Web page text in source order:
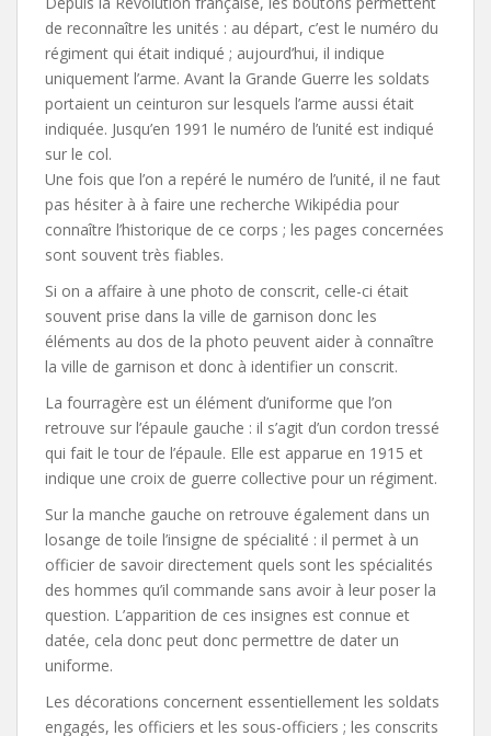
de reconnaître les unités : au départ, c’est le numéro du
régiment qui était indiqué ; aujourd’hui, il indique
uniquement l’arme. Avant la Grande Guerre les soldats
portaient un ceinturon sur lesquels l’arme aussi était
indiquée. Jusqu’en 1991 le numéro de l’unité est indiqué
sur le col.
Une fois que l’on a repéré le numéro de l’unité, il ne faut
pas hésiter à à faire une recherche Wikipédia pour
connaître l’historique de ce corps ; les pages concernées
sont souvent très fiables.
Si on a affaire à une photo de conscrit, celle-ci était
souvent prise dans la ville de garnison donc les
éléments au dos de la photo peuvent aider à connaître
la ville de garnison et donc à identifier un conscrit.
La fourragère est un élément d’uniforme que l’on
retrouve sur l’épaule gauche : il s’agit d’un cordon tressé
qui fait le tour de l’épaule. Elle est apparue en 1915 et
indique une croix de guerre collective pour un régiment.
Sur la manche gauche on retrouve également dans un
losange de toile l’insigne de spécialité : il permet à un
officier de savoir directement quels sont les spécialités
des hommes qu’il commande sans avoir à leur poser la
question. L’apparition de ces insignes est connue et
datée, cela donc peut donc permettre de dater un
uniforme.
Les décorations concernent essentiellement les soldats
engagés, les officiers et les sous-officiers ; les conscrits